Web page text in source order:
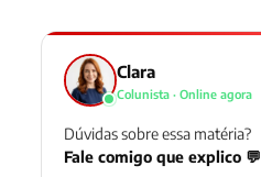
Clara
Colunista · Online agora
Dúvidas sobre essa matéria?
Fale comigo que explico 💬